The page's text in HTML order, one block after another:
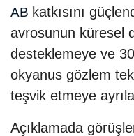
AB katkısını
avrosunun küresel
desteklemeye ve
okyanus gözlem
teşvik etmeye
Açıklamada